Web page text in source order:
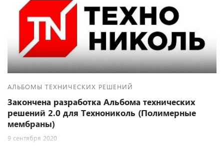
АЛЬБОМЫ ТЕХНИЧЕСКИХ РЕШЕНИЙ
Закончена разработка Альбома технических
решений 2.0 для Технониколь (Полимерные
мембраны)
9 сентября 2020